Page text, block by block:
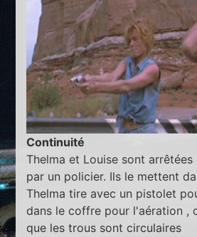
Continuité
Thelma et Louise sont
par un policier. Ils le mettent
Thelma tire avec un pistolet
dans le coffre pour l'aération ,
que les trous sont circulaires